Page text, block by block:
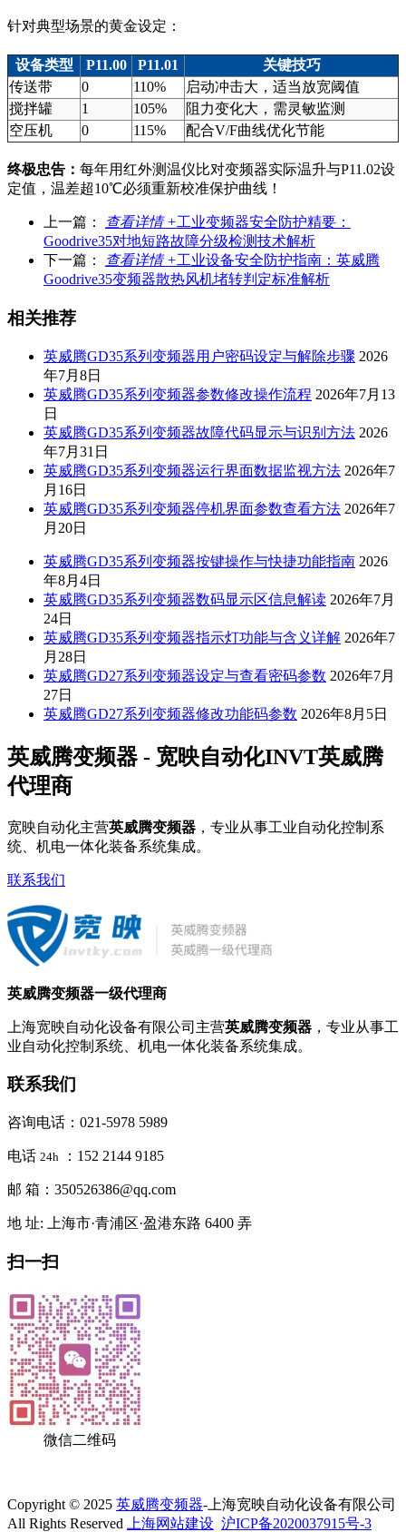
针对典型场景的黄金设定：
设备类型 P11.00 P11.01
关键技巧
传送带
0 110%
启动冲击大，适当放宽阈值
搅拌罐
1 105%
阻力变化大，需灵敏监测
空压机
0 115% 配合V/F曲线优化节能
终极忠告： 每年用红外测温仪比对变频器实际温升与P11.02设
定值，温差超10℃必须重新校准保护曲线！
上一篇： 查看详情 +工业变频器安全防护精要：
Goodrive35对地短路故障分级检测技术解析
下一篇：
查看详情 +工业设备安全防护指南：英威腾
Goodrive35变频器散热风机堵转判定标准解析
相关推荐
英威腾GD35系列变频器用户密码设定与解除步骤 2026
年7月8日
英威腾GD35系列变频器参数修改操作流程 2026年7月13
日
英威腾GD35系列变频器故障代码显示与识别方法 2026
年7月31日
英威腾GD35系列变频器运行界面数据监视方法 2026年7
月16日
英威腾GD35系列变频器停机界面参数查看方法 2026年7
月20日
英威腾GD35系列变频器按键操作与快捷功能指南 2026
年8月4日
英威腾GD35系列变频器数码显示区信息解读 2026年7月
24日
英威腾GD35系列变频器指示灯功能与含义详解 2026年7
月28日
英威腾GD27系列变频器设定与查看密码参数 2026年7月
27日
英威腾GD27系列变频器修改功能码参数 2026年8月5日
英威腾变频器 - 宽映自动化INVT英威腾
代理商
宽映自动化主营英威腾变频器 ，专业从事工业自动化控制系
统、机电一体化装备系统集成。
联系我们
英威腾变频器一级代理商
上海宽映自动化设备有限公司主营英威腾变频器 ，专业从事工
业自动化控制系统、机电一体化装备系统集成。
联系我们
咨询电话：021-5978 5989
电话 24h ：152 2144 9185
邮 箱：350526386@qq.com
地 址: 上海市·青浦区·盈港东路 6400 弄
扫一扫
微信二维码
Copyright © 2025 英威腾变频器-上海宽映自动化设备有限公司
All Rights Reserved
上海网站建设 沪ICP备2020037915号-3